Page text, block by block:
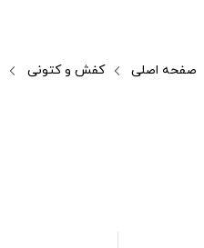
صفحه اصلی کفش و کتونی